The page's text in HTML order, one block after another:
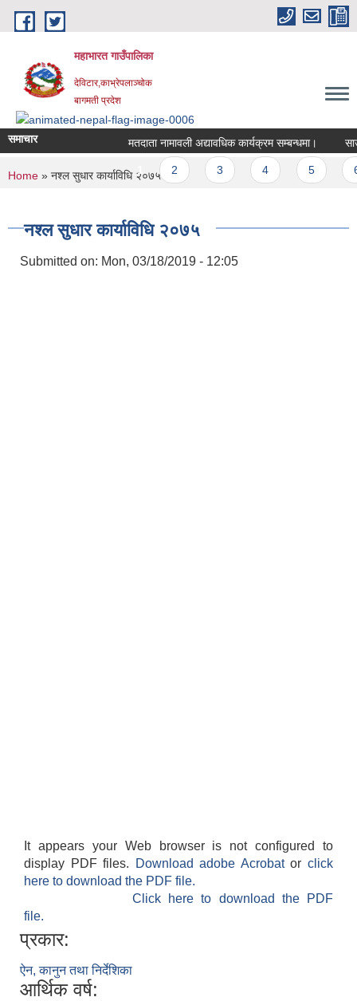
Skip to main content
महाभारत गाउँपालिका
देविटार,काभ्रेपलाञ्चोक
बागमती प्रदेश
समाचार मतदाता नामावली अद्यावधिक कार्यक्रम सम्बन्धमा।
Pages
1
You are here
Home » नश्ल सुधार कार्याविधि २०७५
नश्ल सुधार कार्याविधि २०७५
Submitted on: Mon, 03/18/2019 - 12:05
It appears your Web browser is not configured to
display PDF files.
Download adobe Acrobatorclick
here to download the PDF file.
Click here to download the PDF
file.
प्रकार:
ऐन, कानुन तथा निर्देशिका
आर्थिक वर्ष: